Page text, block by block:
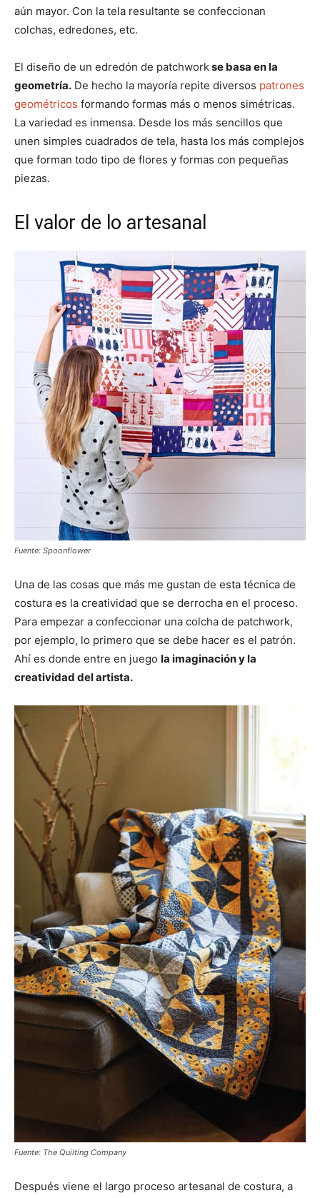
aún mayor. Con la tela resultante se confeccionan
colchas, edredones, etc.
El diseño de un edredón de patchworkse basa en la
geometría. De hecho la mayoría repite diversos patrones
geométricos formando formas más o menos simétricas.
La variedad es inmensa. Desde los más sencillos que
unen simples cuadrados de tela, hasta los más complejos
que forman todo tipo de flores y formas con pequeñas
piezas.
El valor de lo artesanal
Fuente: Spoonflower
Una de las cosas que más me gustan de esta técnica de
costura es la creatividad que se derrocha en el proceso.
Para empezar a confeccionar una colcha de patchwork,
por ejemplo, lo primero que se debe hacer es el patrón.
Ahí es donde entre en juego la imaginación y la
creatividad del artista.
Fuente: The Quilting Company
Después viene el largo proceso artesanal de costura, a